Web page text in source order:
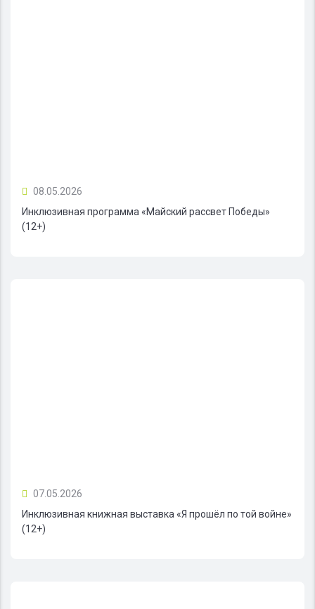
08.05.2026
Инклюзивная программа «Майский рассвет Победы»
(12+)
07.05.2026
Инклюзивная книжная выставка «Я прошёл по той войне»
(12+)